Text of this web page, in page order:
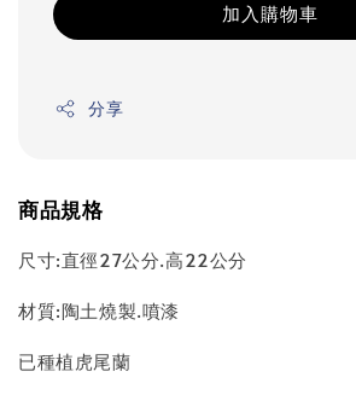
加入購物車
分享
商品規格
尺寸:直徑27公分.高22公分
材質:陶土燒製.噴漆
已種植虎尾蘭